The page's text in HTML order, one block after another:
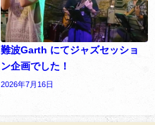
難波Garth にてジャズセッショ
ン企画でした！
2026年7月16日